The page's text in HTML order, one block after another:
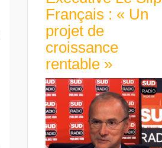
Français : « Un
projet de
croissance
rentable »